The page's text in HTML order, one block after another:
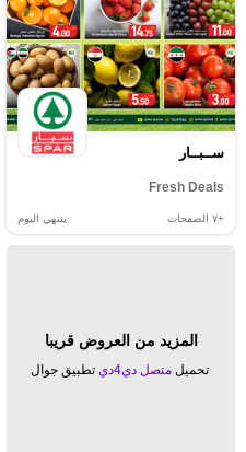
ســبــار
Fresh Deals
+٧ الصفحات ينتهي اليوم
المزيد من العروض قريبا
تحميل متصل دي4دي تطبيق جوال